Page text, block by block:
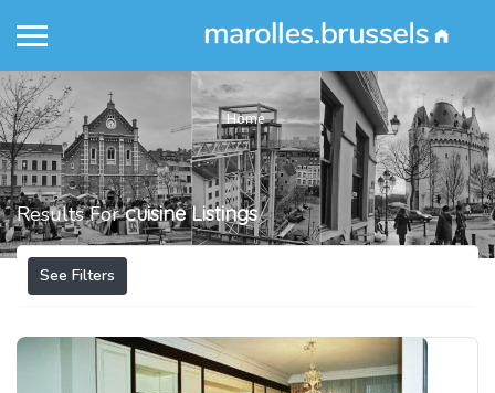
Home
Results Forcuisine Listings
See Filters